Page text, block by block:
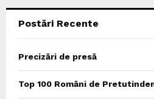
Postări Recente
Precizări de presă
Top 100 Români de